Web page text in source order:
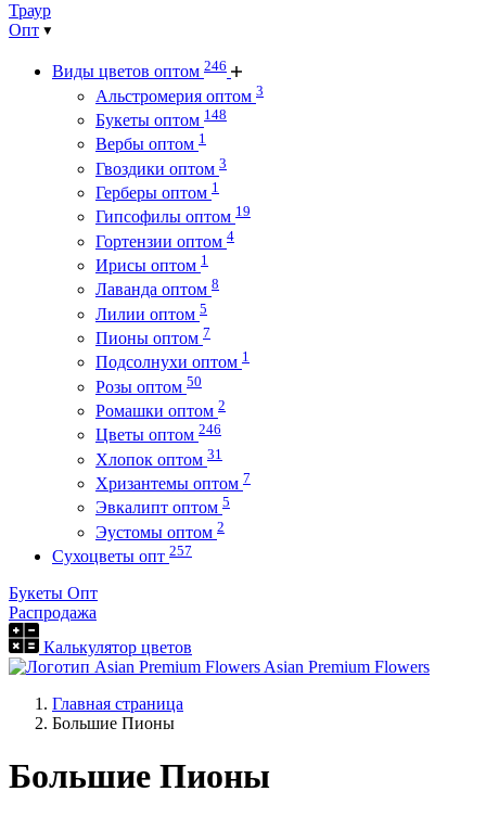
Траур
Опт
Виды цветов оптом 246
Альстромерия оптом 3
Букеты оптом 148
Вербы оптом 1
Гвоздики оптом 3
Герберы оптом 1
Гипсофилы оптом 19
Гортензии оптом 4
Ирисы оптом 1
Лаванда оптом 8
Лилии оптом 5
Пионы оптом 7
Подсолнухи оптом 1
Розы оптом 50
Ромашки оптом 2
Цветы оптом 246
Хлопок оптом 31
Хризантемы оптом 7
Эвкалипт оптом 5
Эустомы оптом 2
Сухоцветы опт 257
Букеты Опт
Распродажа
Калькулятор цветов
Asian Premium Flowers
Главная страница
Большие Пионы
Большие Пионы